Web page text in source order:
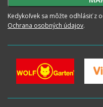
Kedykoľvek sa môžte odhlásiť z
Ochrana osobných údajov.